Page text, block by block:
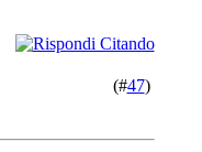
(#47)